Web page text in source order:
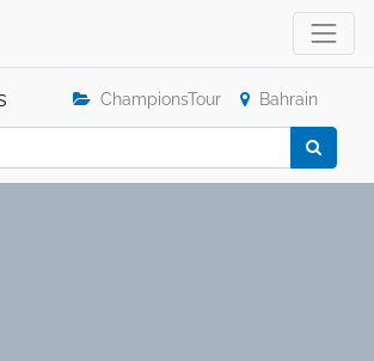
ChampionsTour Bahrain